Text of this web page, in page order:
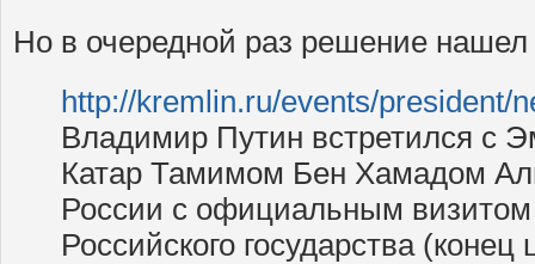
Но в очередной раз решение
http://kremlin.ru/events/president/
Владимир Путин встретился с
Катар Тамимом Бен Хамадом
России с официальным
Российского государства (конец